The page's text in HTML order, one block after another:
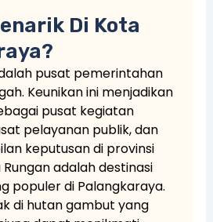
Di Kota
pusat pemerintahan
Keunikan ini menjadikan
pusat kegiatan
pelayanan publik, dan
keputusan di provinsi
adalah destinasi
populer di Palangkaraya.
di hutan gambut yang